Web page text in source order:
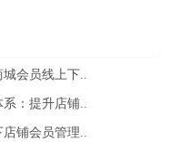
会员线上下..
：提升店铺..
铺会员管理..